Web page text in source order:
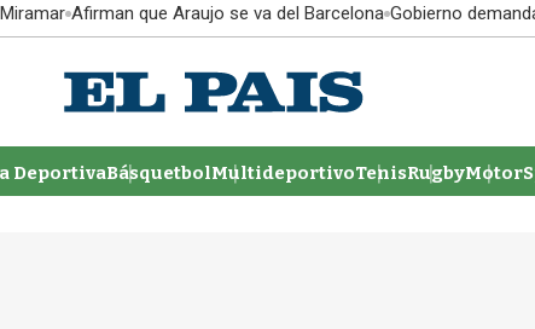
Afirman que Araujo se va del Barcelona Gobierno
DeportivaBásquetbolMultideportivoTenisRugby